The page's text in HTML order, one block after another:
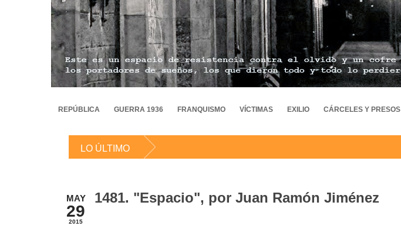
REPÚBLICA GUERRA 1936 FRANQUISMO VÍCTIMAS EXILIO CÁRCELES Y PRESOS
LO ÚLTIMO
MAY
29
2015
1481. "Espacio", por Juan Ramón Jiménez